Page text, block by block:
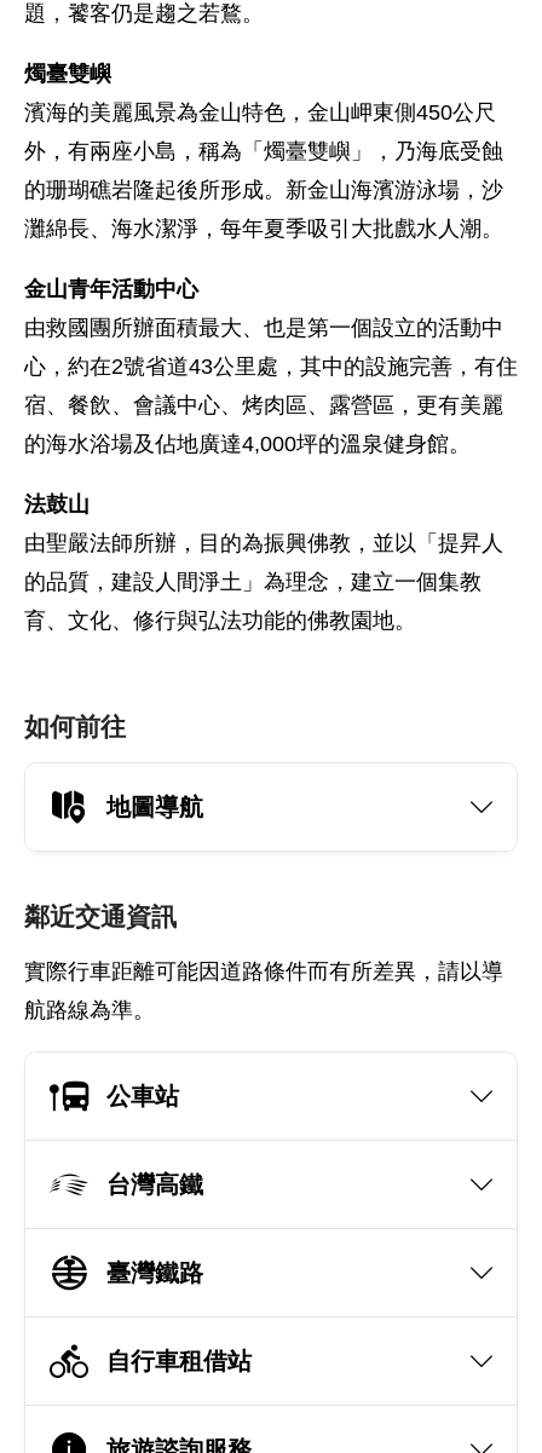
題，饕客仍是趨之若鶩。
燭臺雙嶼
濱海的美麗風景為金山特色，金山岬東側450公尺
外，有兩座小島，稱為「燭臺雙嶼」，乃海底受蝕
的珊瑚礁岩隆起後所形成。新金山海濱游泳場，沙
灘綿長、海水潔淨，每年夏季吸引大批戲水人潮。
金山青年活動中心
由救國團所辦面積最大、也是第一個設立的活動中
心，約在2號省道43公里處，其中的設施完善，有住
宿、餐飲、會議中心、烤肉區、露營區，更有美麗
的海水浴場及佔地廣達4,000坪的溫泉健身館。
法鼓山
由聖嚴法師所辦，目的為振興佛教，並以「提昇人
的品質，建設人間淨土」為理念，建立一個集教
育、文化、修行與弘法功能的佛教園地。
如何前往
地圖導航
鄰近交通資訊
實際行車距離可能因道路條件而有所差異，請以導
航路線為準。
公車站
台灣高鐵
臺灣鐵路
自行車租借站